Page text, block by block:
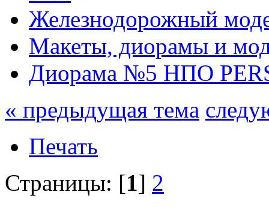
Железнодорожный
Макеты, диорамы и
Диорама №5 НПО
« предыдущая тема
Печать
Страницы: [1] 2